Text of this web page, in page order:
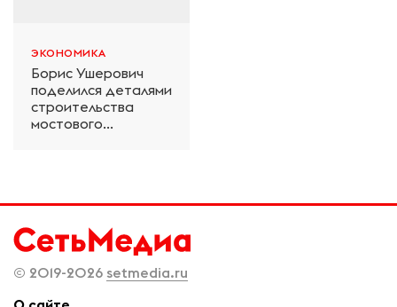
ЭКОНОМИКА
Борис Ушерович
поделился деталями
строительства
мостового
© 2019-2026 setmedia.ru